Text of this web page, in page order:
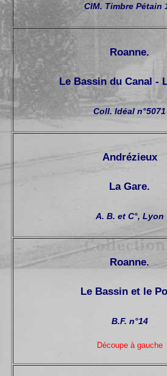
CIM. Timbre Pétain
Roanne.
Le Bassin du Canal -
Coll. Idéal n°5071
Andrézieux
La Gare.
A. B. et C°, Lyon
Roanne.
Le Bassin et le
B.F. n°14
Découpe à gauche